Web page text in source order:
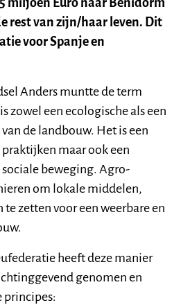
miljoen Euro naar Benidorm
rest van zijn/haar leven. Dit
voor Spanje en
Anders muntte de term
zowel een ecologische als een
de landbouw. Het is een
maar ook een
sociale beweging. Agro-
om lokale middelen,
te zetten voor een weerbare en
heeft deze manier
genomen en
principes: